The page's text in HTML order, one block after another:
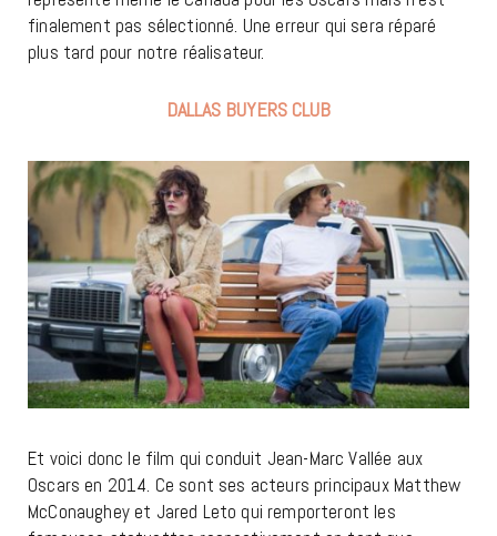
finalement pas sélectionné. Une erreur qui sera réparé
plus tard pour notre réalisateur.
DALLAS BUYERS CLUB
Et voici donc le film qui conduit Jean-Marc Vallée aux
Oscars en 2014. Ce sont ses acteurs principaux Matthew
McConaughey et Jared Leto qui remporteront les